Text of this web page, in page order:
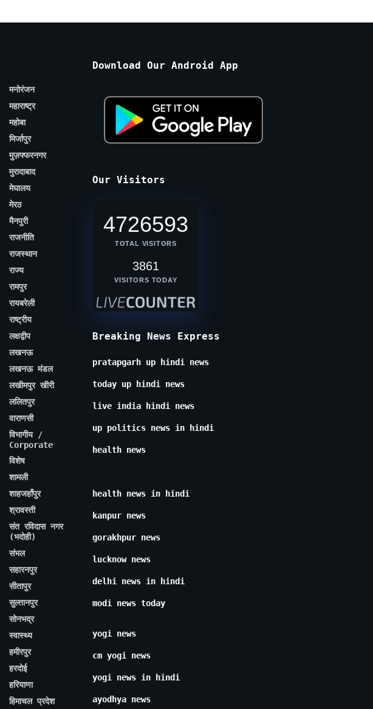
मनोरंजन
महाराष्ट्र
महोबा
मिर्जापुर
मुज़फ्फरनगर
मुरादाबाद
मेघालय
मेरठ
मैनपुरी
राजनीति
राजस्थान
राज्य
रामपुर
रायबरेली
राष्ट्रीय
लक्षद्वीप
लखनऊ
लखनऊ मंडल
लखीमपुर खीरी
ललितपुर
वाराणसी
विभागीय /
Corporate
विशेष
शामली
शाहजहाँपुर
श्रावस्ती
संत रविदास नगर
(भदोही)
संभल
सहारनपुर
सीतापुर
सुल्तानपुर
सोनभद्र
स्वास्थ्य
हमीरपुर
हरदोई
हरियाणा
हिमाचल प्रदेश
Download Our Android App
Our Visitors
4726593
TOTAL VISITORS
3861
VISITORS TODAY
Breaking News Express
pratapgarh up hindi news
today up hindi news
live india hindi news
up politics news in hindi
health news
health news in hindi
kanpur news
gorakhpur news
lucknow news
delhi news in hindi
modi news today
yogi news
cm yogi news
yogi news in hindi
ayodhya news